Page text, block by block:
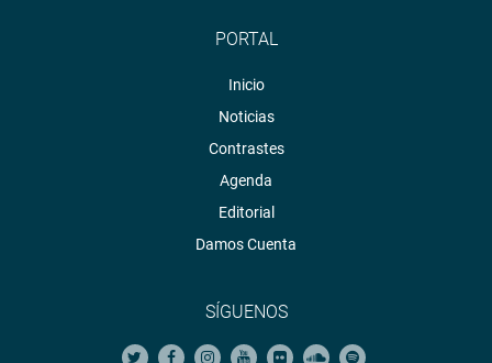
PORTAL
Inicio
Noticias
Contrastes
Agenda
Editorial
Damos Cuenta
SÍGUENOS